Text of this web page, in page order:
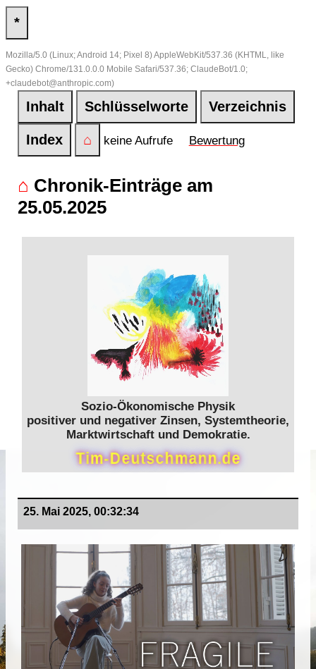
*
Mozilla/5.0 (Linux; Android 14; Pixel 8) AppleWebKit/537.36 (KHTML, like
Gecko) Chrome/131.0.0.0 Mobile Safari/537.36; ClaudeBot/1.0;
+claudebot@anthropic.com)
Inhalt Schlüsselworte Verzeichnis
Index ⌂ keine Aufrufe Bewertung
⌂ Chronik-Einträge am
25.05.2025
Sozio-Ökonomische Physik
positiver und negativer Zinsen, Systemtheorie,
Marktwirtschaft und Demokratie.
Tim-Deutschmann.de
25. Mai 2025, 00:32:34